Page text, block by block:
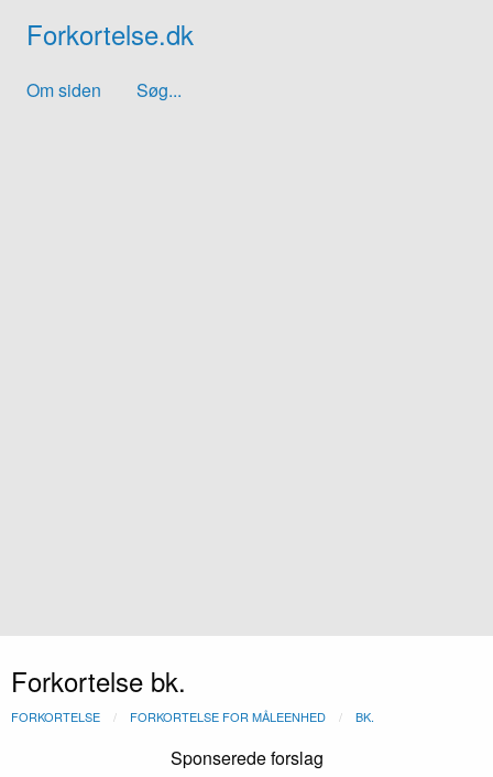
Forkortelse.dk
Om siden Søg...
Forkortelse bk.
FORKORTELSE FORKORTELSE FOR MÅLEENHED BK.
Sponserede forslag